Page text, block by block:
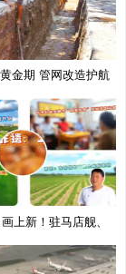
金期 管网改造护航
上新！驻马店舰、
移